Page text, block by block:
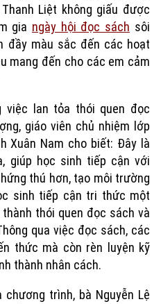
Liệt không giấu được
gia ngày hội đọc sách sôi
đầy màu sắc đến các hoạt
mang đến cho các em cảm
việc lan tỏa thói quen đọc
giáo viên chủ nhiệm lớp
Xuân Nam cho biết: Đây là
giúp học sinh tiếp cận với
thú hơn, tạo môi trường
sinh tiếp cận tri thức một
thói quen đọc sách và
qua việc đọc sách, các
thức mà còn rèn luyện kỹ
thành nhân cách.
trình, bà Nguyễn Lệ